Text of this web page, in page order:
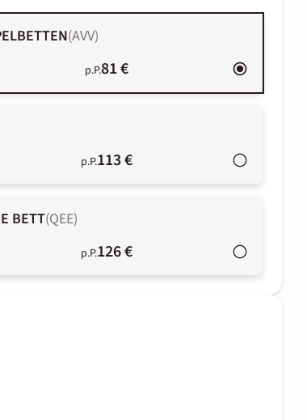
(AVV)
p.P.81 €
p.P.113 €
BETT(QEE)
p.P.126 €